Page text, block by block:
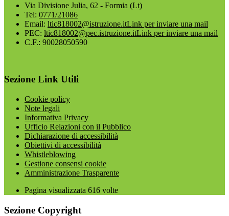
Via Divisione Julia, 62 - Formia (Lt)
Tel: 0771/21086
Email: ltic818002@istruzione.itLink per inviare una mail
PEC: ltic818002@pec.istruzione.itLink per inviare una mail
C.F.: 90028050590
Sezione Link Utili
Cookie policy
Note legali
Informativa Privacy
Ufficio Relazioni con il Pubblico
Dichiarazione di accessibilità
Obiettivi di accessibilità
Whistleblowing
Gestione consensi cookie
Amministrazione Trasparente
Pagina visualizzata 616 volte
Sezione Copyright